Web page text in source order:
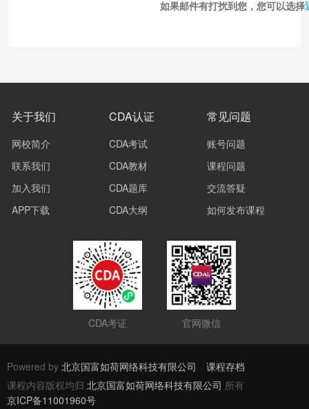
如果邮件有打扰到您，您可以选择
关于我们
网校简介
联系我们
加入我们
APP下载
CDA认证
CDA考试
CDA教材
CDA题库
CDA大纲
常见问题
账号问题
课程问题
交流答疑
如何发布课程
CDA考证 官网微信
Powered by 北京国富如荷网络科技有限公司
课程存档
课程内容版权均归 北京国富如荷网络科技有限公司 所有
京ICP备11001960号